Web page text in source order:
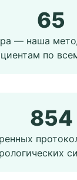
65
— наша
по
854